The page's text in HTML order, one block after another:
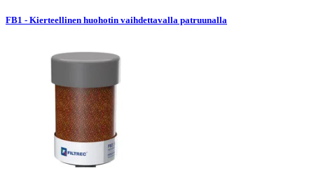
FB1 - Kierteellinen huohotin vaihdettavalla patruunalla